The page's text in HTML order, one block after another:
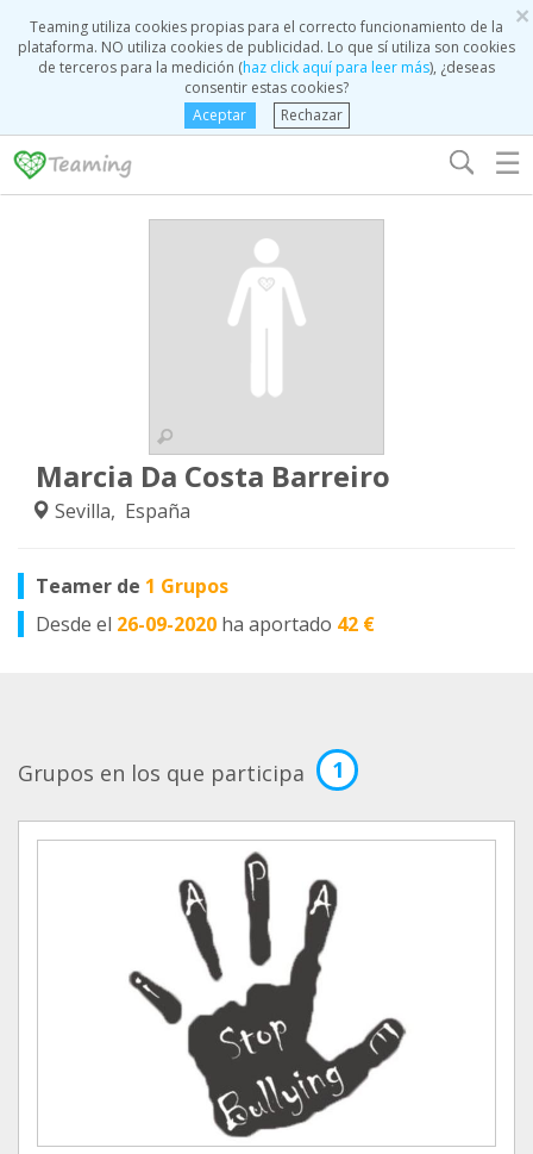
×
Teaming utiliza cookies propias para el correcto funcionamiento de la
plataforma. NO utiliza cookies de publicidad. Lo que sí utiliza son cookies
de terceros para la medición (haz click aquí para leer más), ¿deseas
consentir estas cookies?
Aceptar
Rechazar
☰
Marcia Da Costa Barreiro
Sevilla, España
Teamer de 1 Grupos
Desde el 26-09-2020 ha aportado 42 €
Grupos en los que participa 1